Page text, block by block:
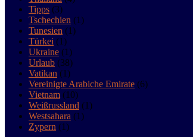
Tipps (3)
Tschechien (1)
Tunesien (1)
Türkei (1)
Ukraine (1)
Urlaub (38)
Vatikan (1)
Vereinigte Arabiche Emirate (6)
Vietnam (10)
Weißrussland (1)
Westsahara (1)
Zypern (1)